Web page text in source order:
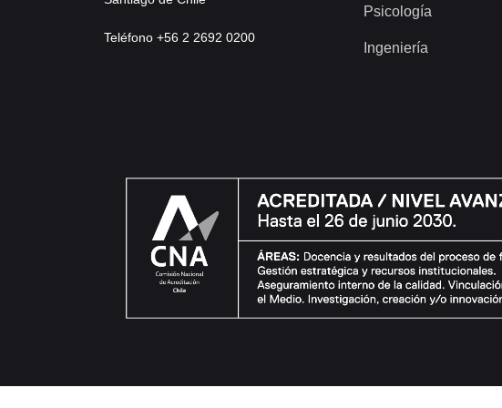
Teléfono +56 2 2692 0200
Psicología
Ingeniería